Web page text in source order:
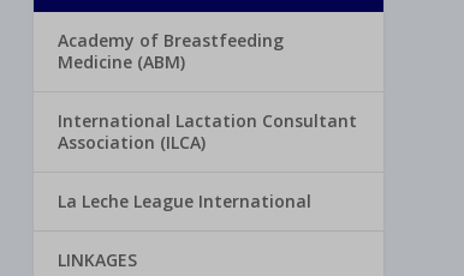
Academy of Breastfeeding
Medicine (ABM)
International Lactation Consultant
Association (ILCA)
La Leche League International
LINKAGES